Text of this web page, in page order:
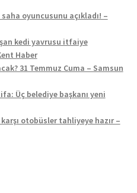
oyuncusunu açıkladı! –
kedi yavrusu itfaiye
Haber
31 Temmuz Cuma – Samsun
Üç belediye başkanı yeni
otobüsler tahliyeye hazır –